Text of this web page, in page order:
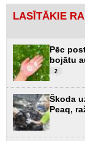
LASĪTĀKIE
Pēc
bojātu
2
Škoda
Peaq,